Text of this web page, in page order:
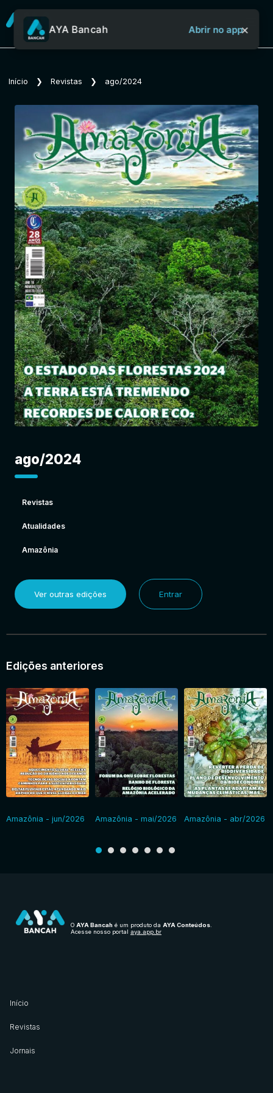
Sobre o Aya Bancah
Início
Revistas
Jornais
Notícias
Entrar
AYA Bancah Abrir no app×
Início ❯ Revistas ❯ ago/2024
ago/2024
Revistas
Atualidades
Amazônia
Ver outras edições Entrar
Edições anteriores
Amazônia - jun/2026 Amazônia - mai/2026 Amazônia - abr/2026
O AYA Bancah é um produto da AYA Conteúdos
Acesse nosso portal aya.app.br
Início
Revistas
Jornais